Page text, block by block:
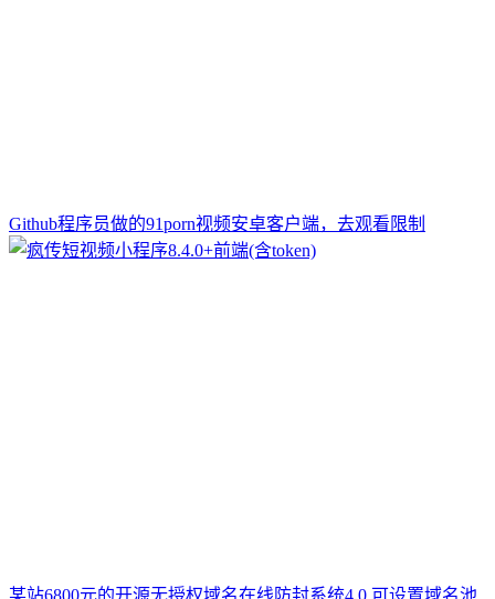
Github程序员做的91porn视频安卓客户端，去观看限制